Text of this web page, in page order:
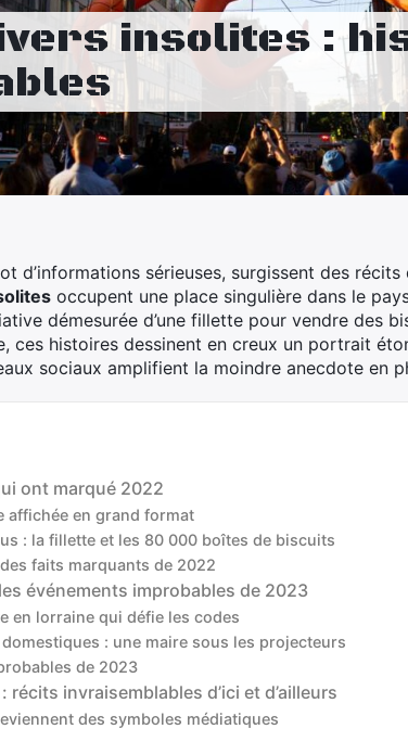
insolites :
d’informations sérieuses, surgissent des
occupent une place singulière dans le
démesurée d’une fillette pour vendre des
ces histoires dessinent en creux un portrait
sociaux amplifient la moindre anecdote en
ont marqué 2022
affichée en grand format
: la fillette et les 80 000 boîtes de biscuits
faits marquants de 2022
événements improbables de 2023
en lorraine qui défie les codes
: une maire sous les projecteurs
de 2023
récits invraisemblables d’ici et d’ailleurs
des symboles médiatiques